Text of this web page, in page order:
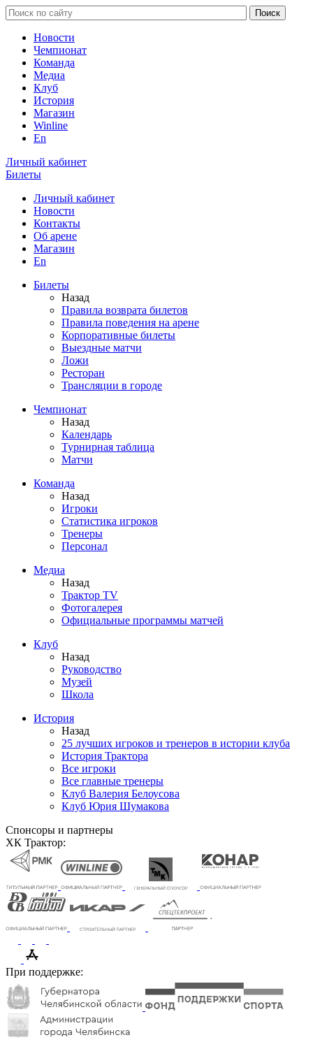
Новости
Чемпионат
Команда
Медиа
Клуб
История
Магазин
Winline
En
Личный кабинет
Билеты
Личный кабинет
Новости
Контакты
Об арене
Магазин
En
Билеты
Назад
Правила возврата билетов
Правила поведения на арене
Корпоративные билеты
Выездные матчи
Ложи
Ресторан
Трансляции в городе
Чемпионат
Назад
Календарь
Турнирная таблица
Матчи
Команда
Назад
Игроки
Статистика игроков
Тренеры
Персонал
Медиа
Назад
Трактор TV
Фотогалерея
Официальные программы матчей
Клуб
Назад
Руководство
Музей
Школа
История
Назад
25 лучших игроков и тренеров в истории клуба
История Трактора
Все игроки
Все главные тренеры
Клуб Валерия Белоусова
Клуб Юрия Шумакова
Спонсоры и партнеры
ХК Трактор:
При поддержке: